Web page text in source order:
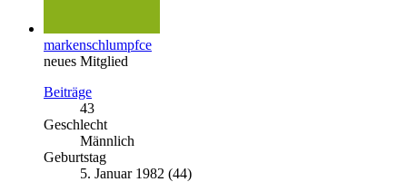
markenschlumpfce
neues Mitglied
Beiträge
43
Geschlecht
Männlich
Geburtstag
5. Januar 1982 (44)